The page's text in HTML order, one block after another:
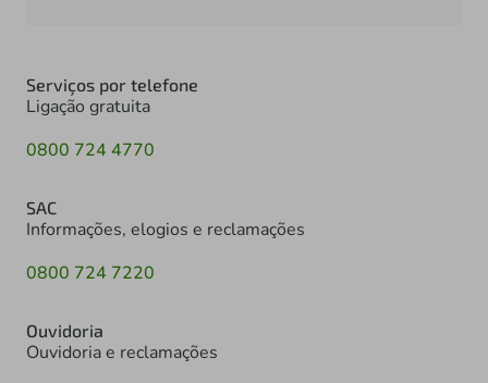
Serviços por telefone
Ligação gratuita
0800 724 4770
SAC
Informações, elogios e reclamações
0800 724 7220
Ouvidoria
Ouvidoria e reclamações